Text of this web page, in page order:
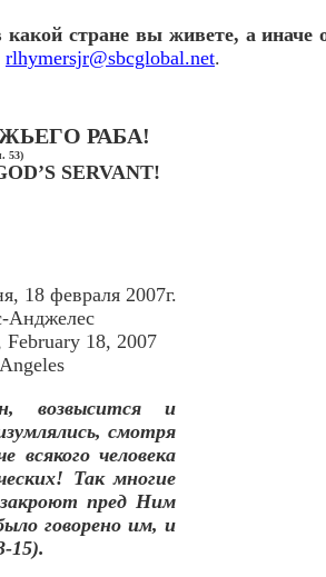
стране вы живете, а иначе
rlhymersjr@sbcglobal.net.
РАБА!
53)
SERVANT!
18 февраля 2007г.
Анджелес
February 18, 2007
возвысится и
смотря
всякого человека
Так многие
пред Ним
говорено им, и
15).